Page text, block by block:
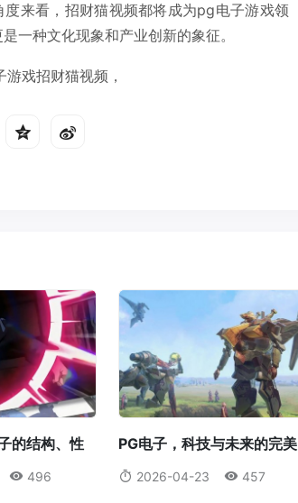
来看，招财猫视频都将成为pg电子游戏领
一种文化现象和产业创新的象征。
戏招财猫视频，
的结构、性
和pg电子
496
PG电子，科技与未来的完美
融合pg电子不凡
2026-04-23 457